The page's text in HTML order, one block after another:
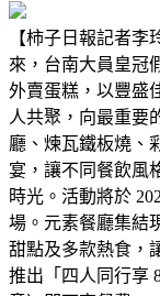
【柿子日報記者李
來，台南大員皇冠
外賣蛋糕，以豐盛
人共聚，向最重要
廳、煉瓦鐵板燒、
宴，讓不同餐飲風
時光。活動將於
場。元素餐廳集結
甜點及多款熱食，
推出「四人同行享